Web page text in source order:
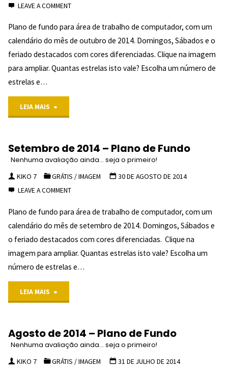
Plano
de
Fundo
NENHUMA
PRIMEIRO!
LEAVE A COMMENT
Plano de fundo para área de trabalho de computador, com um
calendário do mês de outubro de 2014. Domingos, Sábados e o
feriado destacados com cores diferenciadas. Clique na imagem
para ampliar. Quantas estrelas isto vale? Escolha um número de
estrelas e…
LEIA MAIS
2014
Plano
de
Fundo
NENHUMA
PRIMEIRO!
Setembro de 2014 – Plano de Fundo
Nenhuma avaliação ainda... seja o primeiro!
KIKO 7 GRÁTIS /IMAGEM
30 DE AGOSTO DE 2014
LEAVE A COMMENT
Plano de fundo para área de trabalho de computador, com um
calendário do mês de setembro de 2014. Domingos, Sábados e
o feriado destacados com cores diferenciadas. Clique na
imagem para ampliar. Quantas estrelas isto vale? Escolha um
número de estrelas e…
LEIA MAIS
2014
Agosto de 2014 – Plano de Fundo
Nenhuma avaliação ainda... seja o primeiro!
KIKO 7 GRÁTIS /IMAGEM
31 DE JULHO DE 2014